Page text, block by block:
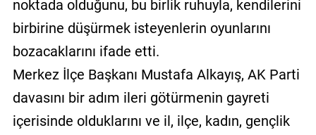
noktada olduğunu, bu birlik ruhuyla, kendilerini
birbirine düşürmek isteyenlerin oyunlarını
bozacaklarını ifade etti.
Merkez İlçe Başkanı Mustafa Alkayış, AK Parti
davasını bir adım ileri götürmenin gayreti
içerisinde olduklarını ve il, ilçe, kadın, gençlik